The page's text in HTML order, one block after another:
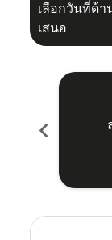
เลือกวันที่ด้า
เสนอ
chevron_left